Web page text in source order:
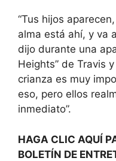
“Tus hijos
alma está ahí, y va
dijo durante una
Heights” de Travis
crianza es muy
eso, pero ellos
inmediato”.
HAGA CLIC AQUÍ
BOLETÍN DE